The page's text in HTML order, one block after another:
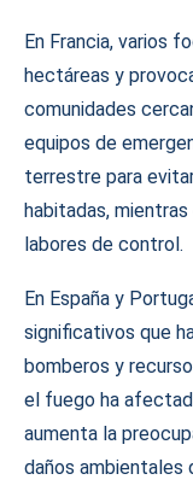
En Francia, varios
hectáreas y
comunidades
equipos de
terrestre para
habitadas,
labores de control.
En España y
significativos que
bomberos y
el fuego ha
aumenta la
daños ambientales